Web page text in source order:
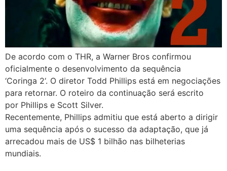
De acordo com o THR, a Warner Bros confirmou
oficialmente o desenvolvimento da sequência
‘Coringa 2‘. O diretor Todd Phillips está em negociações
para retornar. O roteiro da continuação será escrito
por Phillips e Scott Silver.
Recentemente, Phillips admitiu que está aberto a dirigir
uma sequência após o sucesso da adaptação, que já
arrecadou mais de US$ 1 bilhão nas bilheterias
mundiais.